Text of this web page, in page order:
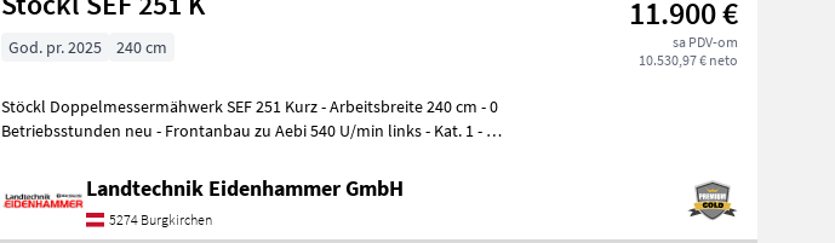
11.900 €
sa PDV-om
10.530,97 € neto
God. pr. 2025 240 cm
Stöckl Doppelmessermähwerk SEF 251 Kurz - Arbeitsbreite 240 cm - 0
Betriebsstunden neu - Frontanbau zu Aebi 540 U/min links - Kat. 1 - 1
Landtechnik Eidenhammer GmbH
5274 Burgkirchen